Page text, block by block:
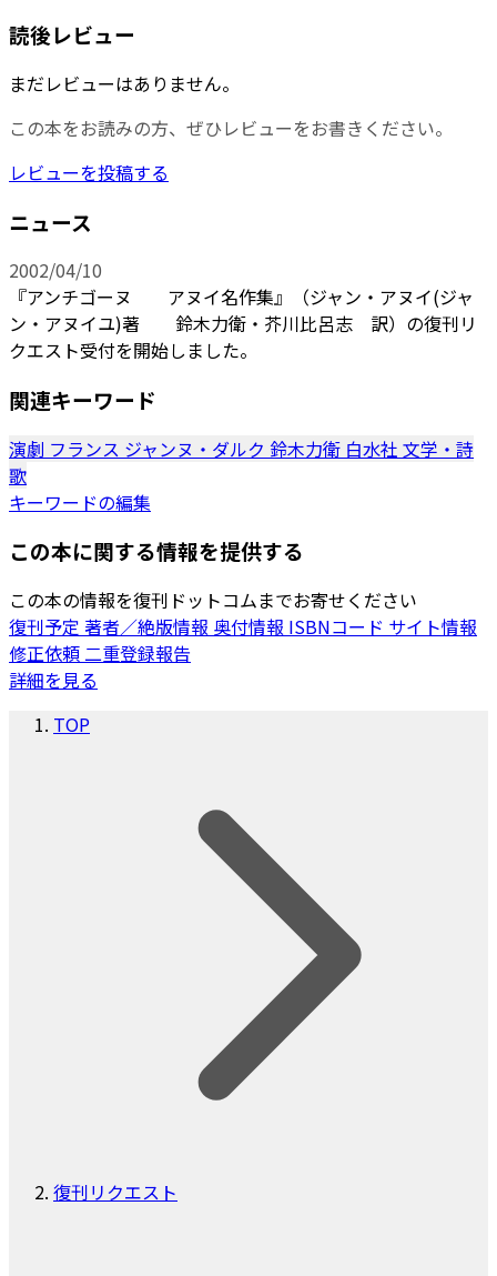
読後レビュー
まだレビューはありません。
この本をお読みの方、ぜひレビューをお書きください。
レビューを投稿する
ニュース
2002/04/10
『アンチゴーヌ アヌイ名作集』（ジャン・アヌイ(ジャ
ン・アヌイユ)著 鈴木力衛・芥川比呂志 訳）の復刊リ
クエスト受付を開始しました。
関連キーワード
演劇 フランス ジャンヌ・ダルク 鈴木力衛 白水社 文学・詩
歌
キーワードの編集
この本に関する情報を提供する
この本の情報を復刊ドットコムまでお寄せください
復刊予定 著者／絶版情報 奥付情報 ISBNコード サイト情報
修正依頼二重登録報告
詳細を見る
TOP
復刊リクエスト